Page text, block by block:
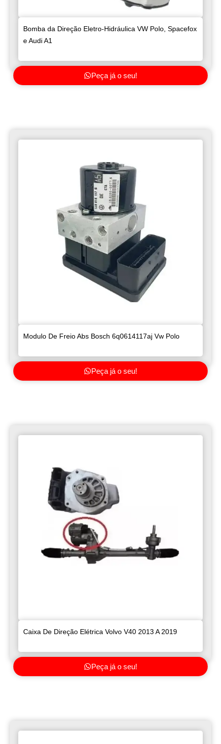
Bomba da Direção Eletro-Hidráulica VW Polo, Spacefox
e Audi A1
Peça já o seu!
Modulo De Freio Abs Bosch 6q0614117aj Vw Polo
Peça já o seu!
Caixa De Direção Elétrica Volvo V40 2013 A 2019
Peça já o seu!